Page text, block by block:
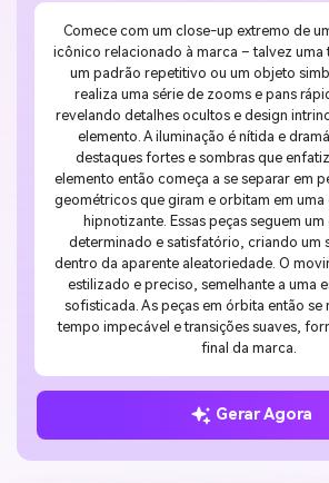
Comece com um close-up extremo de
icônico relacionado à marca – talvez uma
um padrão repetitivo ou um objeto
realiza uma série de zooms e pans
revelando detalhes ocultos e design
elemento. A iluminação é nítida e
destaques fortes e sombras que
elemento então começa a se separar em
geométricos que giram e orbitam em uma
hipnotizante. Essas peças seguem
determinado e satisfatório, criando um
dentro da aparente aleatoriedade. O
estilizado e preciso, semelhante a uma
sofisticada. As peças em órbita então se
tempo impecável e transições suaves,
final da marca.
Gerar Agora